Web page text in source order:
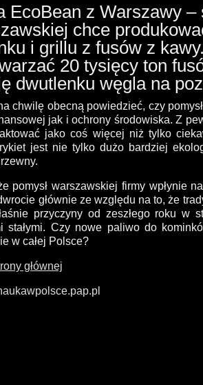
EcoBean z Warszawy
chce
i grillu z fusów z
20 tysięcy ton
dwutlenku węgla na
chwilę obecną powiedzieć, czy
jak i ochrony środowiska. Z
jako coś więcej niż tylko
jest nie tylko dużo bardziej
pomysł warszawskiej firmy wpłynie
głównie ze względu na to, że
przyczyny od zeszłego roku w
stałymi. Czy nowe paliwo do
w całej Polsce?
głównej